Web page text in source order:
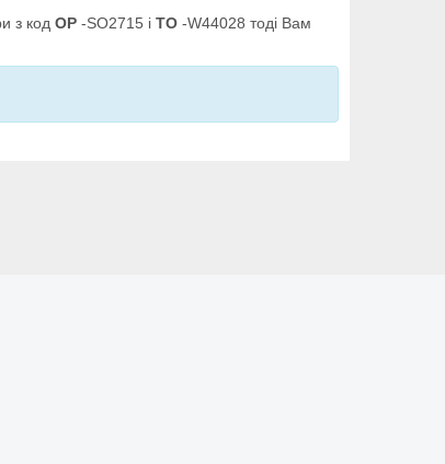
з код OP -SO2715 і TO -W44028 тоді Вам